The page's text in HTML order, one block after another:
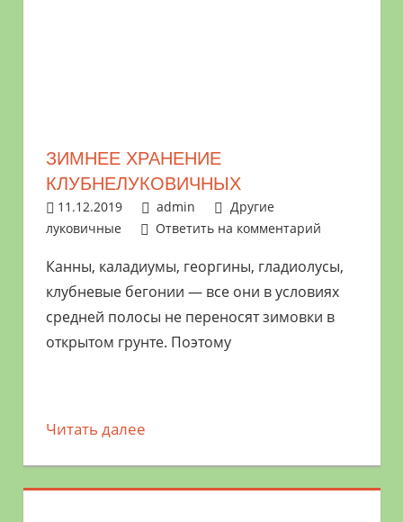
ЗИМНЕЕ ХРАНЕНИЕ
КЛУБНЕЛУКОВИЧНЫХ
11.12.2019 admin
Другие
луковичные
Ответить на комментарий
Канны, каладиумы, георгины, гладиолусы,
клубневые бегонии — все они в условиях
средней полосы не переносят зимовки в
открытом грунте. Поэтому
Читать далее